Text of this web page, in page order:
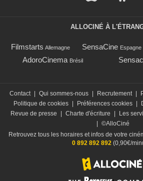
ALLOCINÉ À
Filmstarts Allemagne SensaCine Espagne
AdoroCinema Brésil
Contact | Qui sommes-nous | Recrutement |
Politique de cookies | Préférences cookies |
Revue de presse
| Charte d'écriture | Les
| ©AlloCiné
Retrouvez tous les horaires et infos de votre
0 892 892 892 (0,90€/